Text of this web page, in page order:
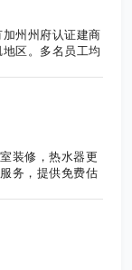
州州府认证建商
区。多名员工均
潢设计施工,大
计和翻修工程。
果你有兴趣想报
深授课老师开设
家。联络人：
忙碌中，如果因
留言谘询，我们
装修，热水器更
务，提供免费估